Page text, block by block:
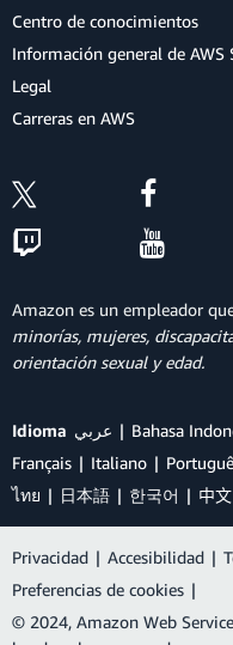
Centro de conocimientos
Información general de AWS
Legal
Carreras en AWS
Amazon es un empleador
minorías, mujeres,
orientación sexual y edad.
Idioma عربي Bahasa
Français
Italiano
ไทย
日本語 한국어 中
Privacidad | Accesibilidad |
Preferencias de cookies |
© 2024, Amazon Web